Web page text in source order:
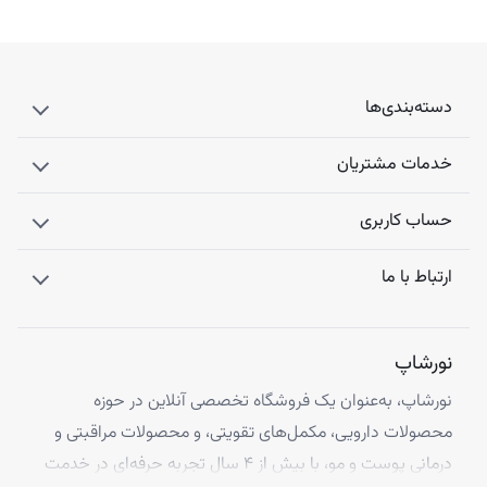
دسته‌بندی‌ها
خدمات مشتریان
حساب کاربری
ارتباط با ما
نورشاپ
نورشاپ، به‌عنوان یک فروشگاه تخصصی آنلاین در حوزه
محصولات دارویی، مکمل‌های تقویتی، و محصولات مراقبتی و
درمانی پوست و مو، با بیش از ۴ سال تجربه حرفه‌ای در خدمت